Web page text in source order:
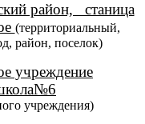
район, станица
(территориальный,
район, поселок)
учреждение
учреждения)